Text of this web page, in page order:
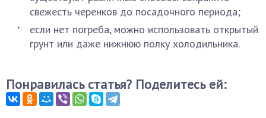
свежесть черенков до посадочного периода;
если нет погреба, можно использовать открытый
грунт или даже нижнюю полку холодильника.
Понравилась статья? Поделитесь ей: